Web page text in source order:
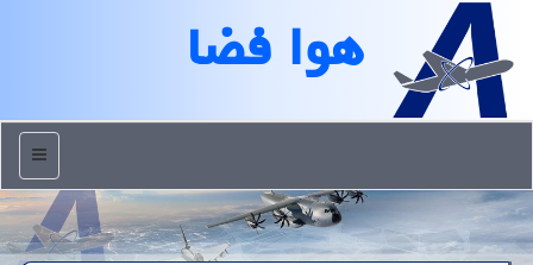
هوا فضا
منو